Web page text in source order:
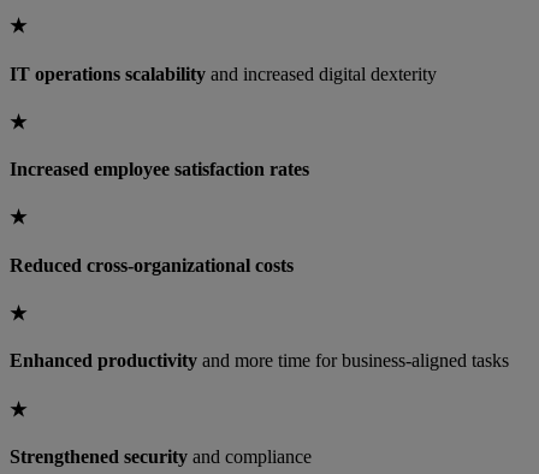
★
IT operations scalability and increased digital dexterity
★
Increased employee satisfaction rates
★
Reduced cross-organizational costs
★
Enhanced productivity and more time for business-aligned tasks
★
Strengthened security and compliance